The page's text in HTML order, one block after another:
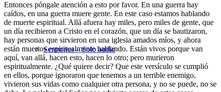
Sermones – Solo audio
Entonces póngale atención a esto por favor. En una guerra hay
caídos, en una guerra muere gente. En este caso estamos hablando
de muerte espiritual. Allá afuera hay miles, pero miles de gente, que
un día recibieron a Cristo en el corazón, que un día se bautizaron,
hay personas que sirvieron en una iglesia amados míos, y ahora
están muertos espiritualmente hablando. Están vivos porque van
aquí, van allá, hacen esto, hacen lo otro; pero murieron
espiritualmente. ¿Qué quiere decir? Que este versículo se cumplió
en ellos, porque ignoraron que tenemos a un terrible enemigo,
vivieron sus vidas como cualquier otra persona, y no se puede, no se